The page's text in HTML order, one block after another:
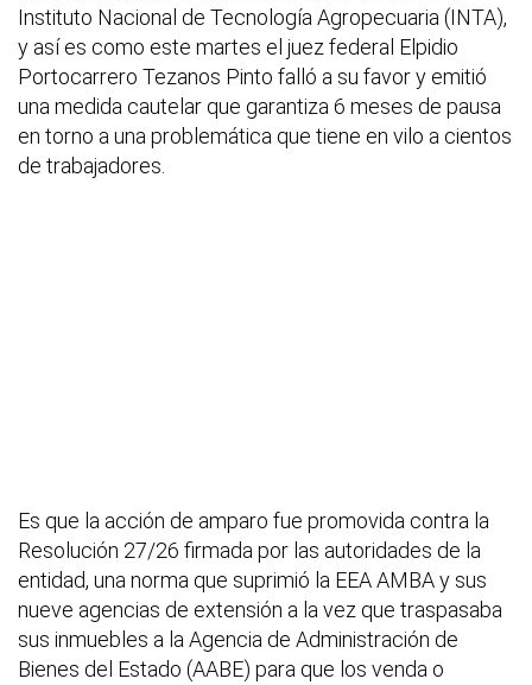
Instituto Nacional de Tecnología Agropecuaria (INTA),
y así es como este martes el juez federal Elpidio
Portocarrero Tezanos Pinto falló a su favor y emitió
una medida cautelar que garantiza 6 meses de pausa
en torno a una problemática que tiene en vilo a cientos
de trabajadores.
Es que la acción de amparo fue promovida contra la
Resolución 27/26 firmada por las autoridades de la
entidad, una norma que suprimió la EEA AMBA y sus
nueve agencias de extensión a la vez que traspasaba
sus inmuebles a la Agencia de Administración de
Bienes del Estado (AABE) para que los venda o